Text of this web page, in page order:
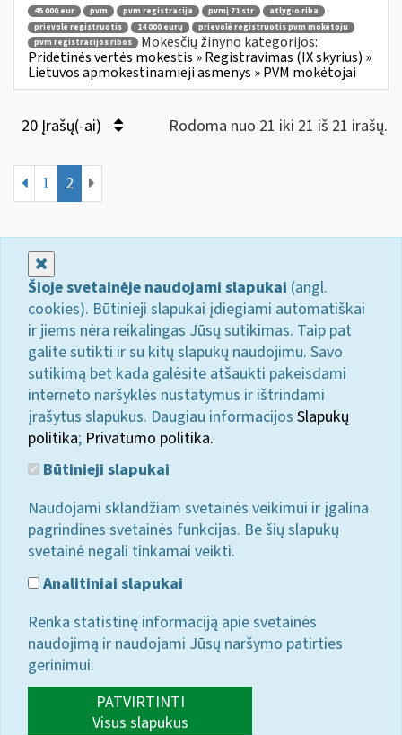
45 000 eur pvm pvm registracija pvmį 71 str
atlygio riba
prievolė registruotis
14 000 eurų
prievolė registruotis pvm mokėtoju
pvm registracijos ribos
Mokesčių žinyno kategorijos:
Pridėtinės vertės mokestis » Registravimas (IX skyrius) »
Lietuvos apmokestinamieji asmenys » PVM mokėtojai
20 Įrašų(-ai) Rodoma nuo 21 iki 21 iš 21 irašų.
1 2
Šioje svetainėje naudojami slapukai (angl.
cookies). Būtinieji slapukai įdiegiami automatiškai
ir jiems nėra reikalingas Jūsų sutikimas. Taip pat
galite sutikti ir su kitų slapukų naudojimu. Savo
sutikimą bet kada galėsite atšaukti pakeisdami
interneto naršyklės nustatymus ir ištrindami
įrašytus slapukus. Daugiau informacijos Slapukų
politika; Privatumo politika.
Būtinieji slapukai
Naudojami sklandžiam svetainės veikimui ir įgalina
pagrindines svetainės funkcijas. Be šių slapukų
svetainė negali tinkamai veikti.
Analitiniai slapukai
Renka statistinę informaciją apie svetainės
naudojimą ir naudojami Jūsų naršymo patirties
gerinimui.
PATVIRTINTI
Visus slapukus